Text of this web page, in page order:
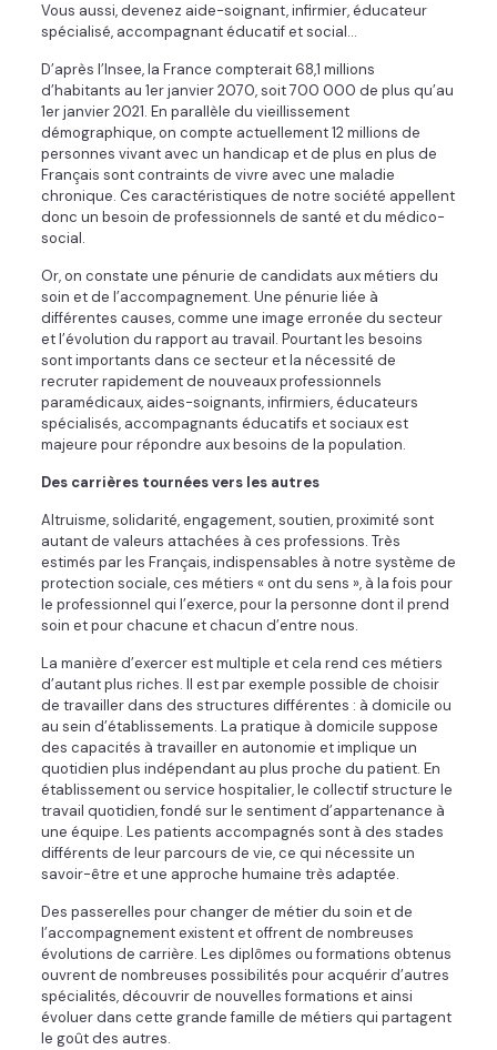
Vous aussi, devenez aide-soignant, infirmier, éducateur
spécialisé, accompagnant éducatif et social…
D’après l’Insee, la France compterait 68,1 millions
d’habitants au 1er janvier 2070, soit 700 000 de plus qu’au
1er janvier 2021. En parallèle du vieillissement
démographique, on compte actuellement 12 millions de
personnes vivant avec un handicap et de plus en plus de
Français sont contraints de vivre avec une maladie
chronique. Ces caractéristiques de notre société appellent
donc un besoin de professionnels de santé et du médico-
social.
Or, on constate une pénurie de candidats aux métiers du
soin et de l’accompagnement. Une pénurie liée à
différentes causes, comme une image erronée du secteur
et l’évolution du rapport au travail. Pourtant les besoins
sont importants dans ce secteur et la nécessité de
recruter rapidement de nouveaux professionnels
paramédicaux, aides-soignants, infirmiers, éducateurs
spécialisés, accompagnants éducatifs et sociaux est
majeure pour répondre aux besoins de la population.
Des carrières tournées vers les autres
Altruisme, solidarité, engagement, soutien, proximité sont
autant de valeurs attachées à ces professions. Très
estimés par les Français, indispensables à notre système de
protection sociale, ces métiers « ont du sens », à la fois pour
le professionnel qui l’exerce, pour la personne dont il prend
soin et pour chacune et chacun d’entre nous.
La manière d’exercer est multiple et cela rend ces métiers
d’autant plus riches. Il est par exemple possible de choisir
de travailler dans des structures différentes : à domicile ou
au sein d’établissements. La pratique à domicile suppose
des capacités à travailler en autonomie et implique un
quotidien plus indépendant au plus proche du patient. En
établissement ou service hospitalier, le collectif structure le
travail quotidien, fondé sur le sentiment d’appartenance à
une équipe. Les patients accompagnés sont à des stades
différents de leur parcours de vie, ce qui nécessite un
savoir-être et une approche humaine très adaptée.
Des passerelles pour changer de métier du soin et de
l’accompagnement existent et offrent de nombreuses
évolutions de carrière. Les diplômes ou formations obtenus
ouvrent de nombreuses possibilités pour acquérir d’autres
spécialités, découvrir de nouvelles formations et ainsi
évoluer dans cette grande famille de métiers qui partagent
le goût des autres.